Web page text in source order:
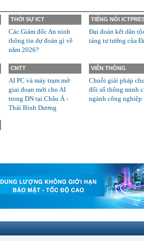
THỜI SỰ ICT
Các Giám đốc An ninh
thông tin dự đoán gì về
năm 2026?
TIẾNG NÓI
Đại đoàn kết dân
tảng tư tưởng của
CNTT
AI PC và máy trạm mở
giai đoạn mới cho AI
trong DN tại Châu Á -
Thái Bình Dương
VIỄN THÔNG
Chuỗi giải pháp
đổi số thông minh
ngành công nghiệp